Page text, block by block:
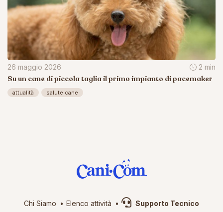
26 maggio 2026 2 min
Su un cane di piccola taglia il primo impianto di pacemaker
attualità salute cane
Chi Siamo Elenco attività Supporto Tecnico